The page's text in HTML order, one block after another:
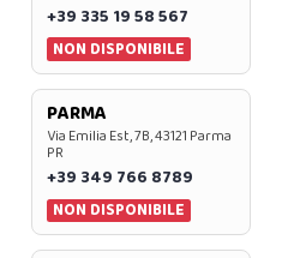
+39 335 19 58 567
NON DISPONIBILE
PARMA
Via Emilia Est, 7B, 43121 Parma
PR
+39 349 766 8789
NON DISPONIBILE